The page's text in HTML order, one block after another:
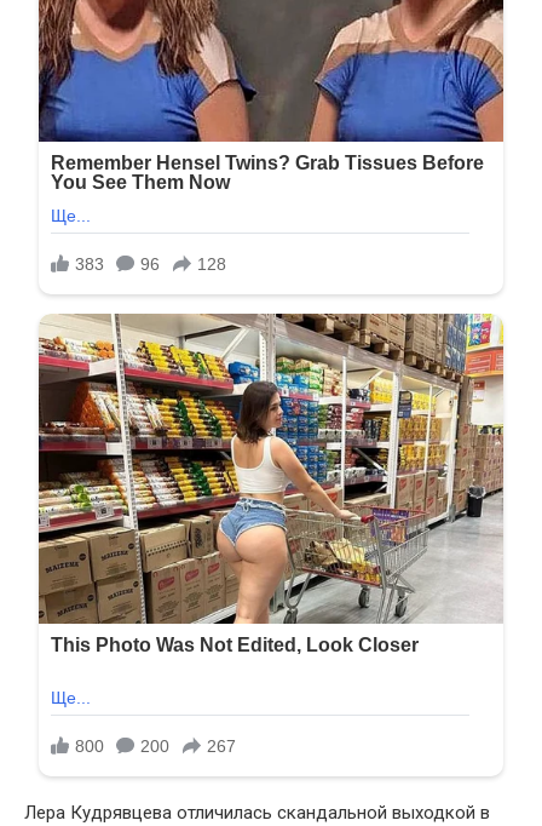
Лера Кудрявцева отличилась скандальной выходкой в